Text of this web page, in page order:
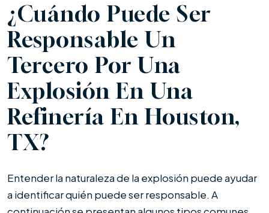
¿Cuándo Puede Ser
Responsable Un
Tercero Por Una
Explosión En Una
Refinería En Houston,
TX?
Entender la naturaleza de la explosión puede ayudar
a identificar quién puede ser responsable. A